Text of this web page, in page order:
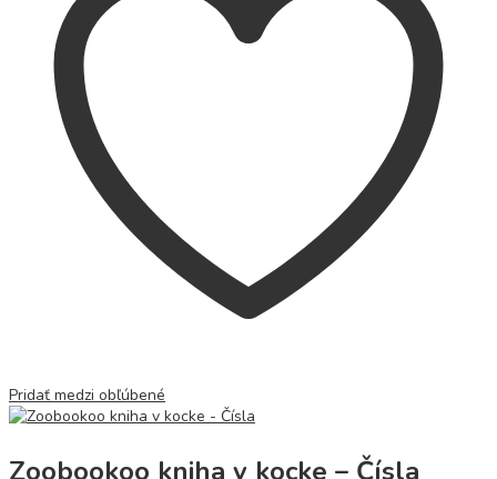
Pridať medzi obľúbené
Zoobookoo kniha v kocke – Čísla